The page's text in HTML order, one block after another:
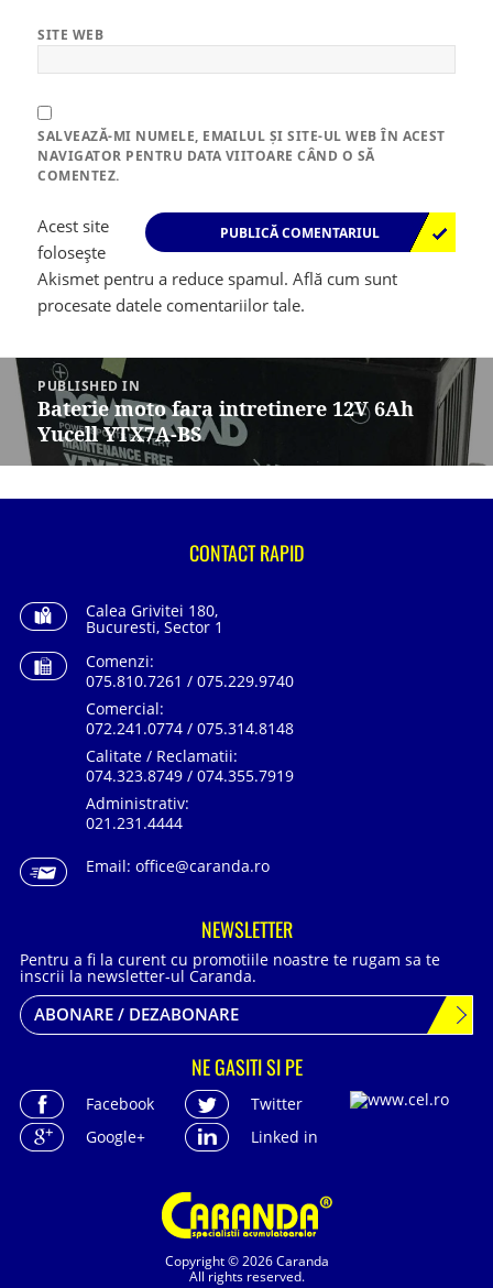
SITE WEB
SALVEAZĂ-MI NUMELE, EMAILUL ȘI SITE-UL WEB ÎN ACEST
NAVIGATOR PENTRU DATA VIITOARE CÂND O SĂ
COMENTEZ.
Acest site
folosește
Akismet pentru a reduce spamul.Află cum sunt
procesate datele comentariilor tale.
Navigare
articole
PUBLISHED IN
Baterie moto fara intretinere 12V 6Ah
Yucell YTX7A-BS
Copyright © 2026 Caranda
All rights reserved.
CONTACT RAPID
Calea Grivitei 180,
Bucuresti, Sector 1
Comenzi:
075.810.7261 / 075.229.9740
Comercial:
072.241.0774 / 075.314.8148
Calitate / Reclamatii:
074.323.8749 / 074.355.7919
Administrativ:
021.231.4444
Email: office@caranda.ro
NEWSLETTER
Pentru a fi la curent cu promotiile noastre te rugam sa te
inscrii la newsletter-ul Caranda.
ABONARE / DEZABONARE
NE GASITI SI PE
Facebook
Twitter
Google+
Linked in